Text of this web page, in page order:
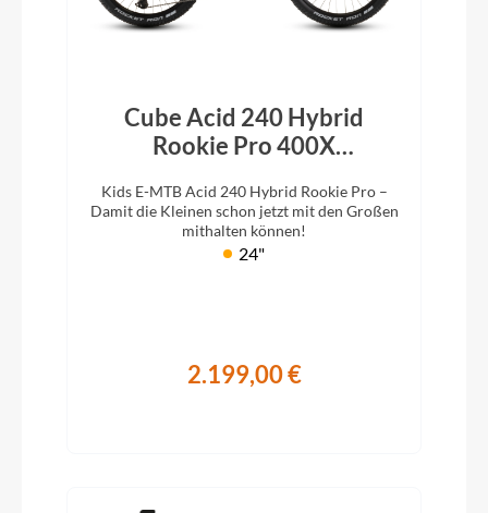
Cube Acid 240 Hybrid
Rookie Pro 400X
Kids E-MTB Acid 240 Hybrid Rookie Pro –
Damit die Kleinen schon jetzt mit den Großen
mithalten können!
24"
2.199,00 €